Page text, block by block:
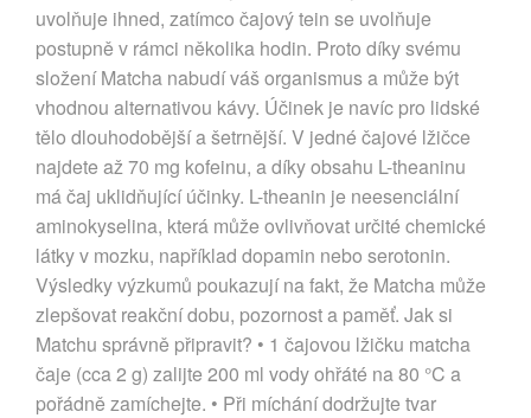
uvolňuje ihned, zatímco čajový tein se uvolňuje
postupně v rámci několika hodin. Proto díky svému
složení Matcha nabudí váš organismus a může být
vhodnou alternativou kávy. Účinek je navíc pro lidské
tělo dlouhodobější a šetrnější. V jedné čajové lžičce
najdete až 70 mg kofeinu, a díky obsahu L-theaninu
má čaj uklidňující účinky. L-theanin je neesenciální
aminokyselina, která může ovlivňovat určité chemické
látky v mozku, například dopamin nebo serotonin.
Výsledky výzkumů poukazují na fakt, že Matcha může
zlepšovat reakční dobu, pozornost a paměť. Jak si
Matchu správně připravit? • 1 čajovou lžičku matcha
čaje (cca 2 g) zalijte 200 ml vody ohřáté na 80 °C a
pořádně zamíchejte. • Při míchání dodržujte tvar